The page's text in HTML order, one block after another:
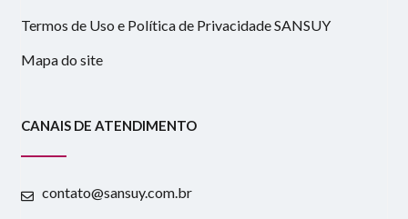
Termos de Uso e Política de Privacidade SANSUY
Mapa do site
CANAIS DE ATENDIMENTO
contato@sansuy.com.br